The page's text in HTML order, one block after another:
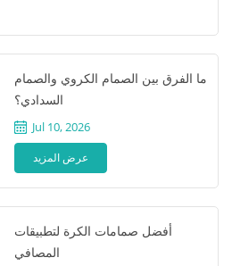
ما الفرق بين الصمام الكروي والصمام
السدادي؟
Jul 10, 2026
عرض المزيد
أفضل صمامات الكرة لتطبيقات
المصافي